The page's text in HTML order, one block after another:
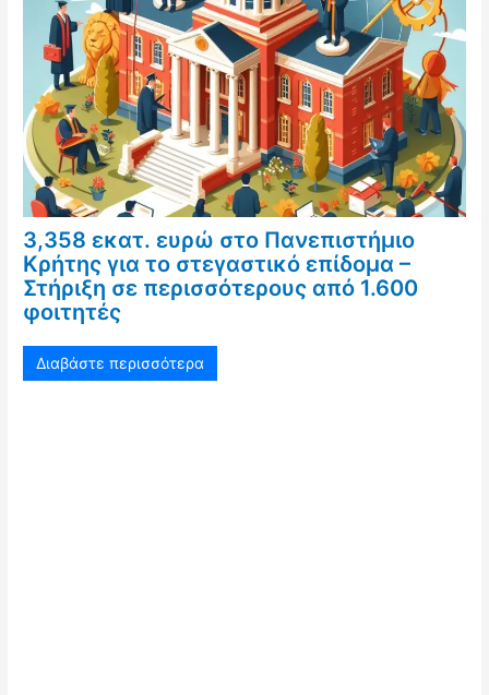
3,358 εκατ. ευρώ στο Πανεπιστήμιο
Κρήτης για το στεγαστικό επίδομα –
Στήριξη σε περισσότερους από 1.600
φοιτητές
Διαβάστε περισσότερα